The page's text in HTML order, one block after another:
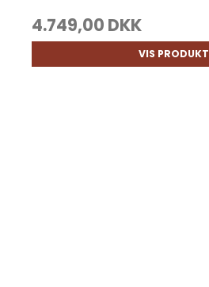
4.749,00 DKK
VIS PRODUKT